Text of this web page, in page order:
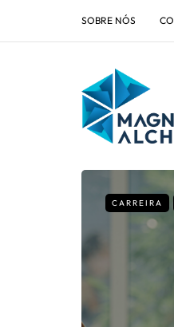
SOBRE NÓS
CARREIRA